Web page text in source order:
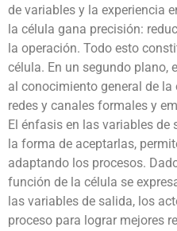
de variables y la experiencia
la célula gana precisión:
la operación. Todo esto
célula. En un segundo plano,
al conocimiento general de
redes y canales formales y
El énfasis en las variables de
la forma de aceptarlas,
adaptando los procesos.
función de la célula se
las variables de salida, los
proceso para lograr mejores